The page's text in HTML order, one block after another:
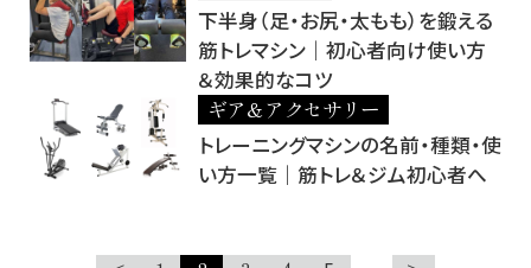
下半身（足・お尻・太もも）を鍛える
筋トレマシン｜初心者向け使い方
＆効果的なコツ
ギア＆アクセサリー
トレーニングマシンの名前・種類・使
い方一覧｜筋トレ＆ジム初心者へ